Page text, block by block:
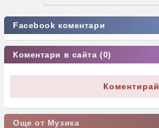
Facebook коментари
Коментари в сайта (0)
Коментирай
Още от Музика